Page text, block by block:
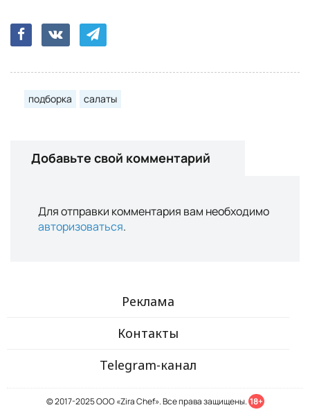
подборка салаты
Добавьте свой комментарий
Для отправки комментария вам необходимо
авторизоваться.
Реклама
Контакты
Telegram-канал
© 2017-2025 ООО «Zira Chef». Все права защищены. 18+